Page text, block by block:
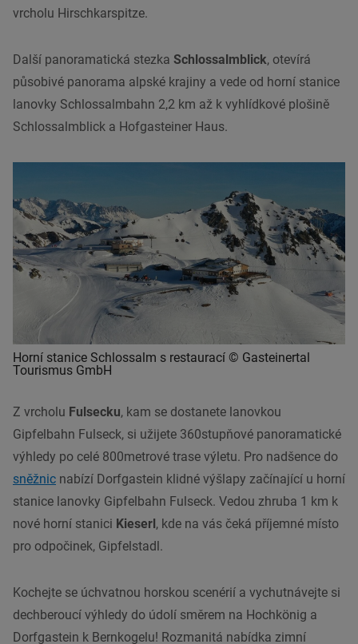
vrcholu Hirschkarspitze.
Další panoramatická stezka Schlossalmblick, otevírá
působivé panorama alpské krajiny a vede od horní stanice
lanovky Schlossalmbahn 2,2 km až k vyhlídkové plošině
Schlossalmblick a Hofgasteiner Haus.
Horní stanice Schlossalm s restaurací © Gasteinertal
Tourismus GmbH
Z vrcholu Fulsecku, kam se dostanete lanovkou
Gipfelbahn Fulseck, si užijete 360stupňové panoramatické
výhledy po celé 800metrové trase výletu. Pro nadšence do
sněžnic nabízí Dorfgastein klidné výšlapy začínající u horní
stanice lanovky Gipfelbahn Fulseck. Vedou zhruba 1 km k
nové horní stanici Kieserl, kde na vás čeká příjemné místo
pro odpočinek, Gipfelstadl.
Kochejte se úchvatnou horskou scenérií a vychutnávejte si
dechberoucí výhledy do údolí směrem na Hochkönig a
Dorfgastein k Bernkogelu! Rozmanitá nabídka zimní